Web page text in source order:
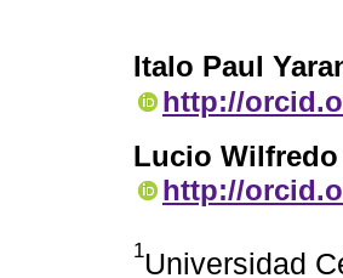
Italo Paul
http://
Lucio
http://
1Universidad